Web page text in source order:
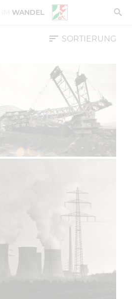
WANDEL
SORTIERUNG